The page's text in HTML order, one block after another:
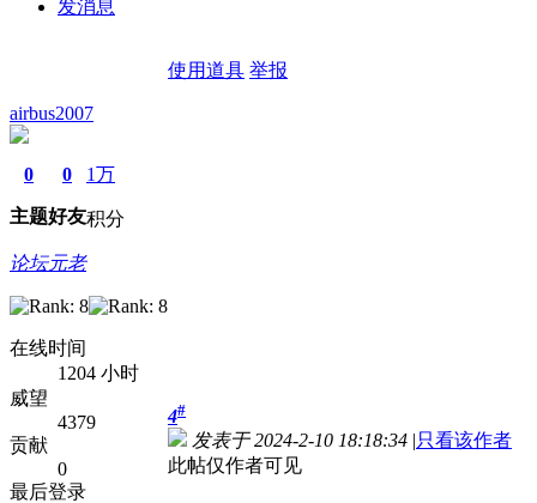
发消息
使用道具 举报
airbus2007
0
主题
0
好友
1万
积分
论坛元老
在线时间
1204 小时
威望
4379
贡献
0
最后登录
4#
发表于 2024-2-10 18:18:34 |只看该作者
此帖仅作者可见